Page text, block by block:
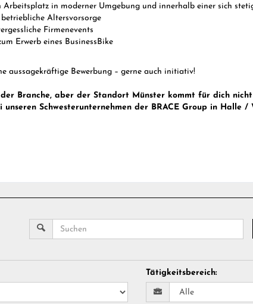
in moderner Umgebung und innerhalb einer sich
Altersvorsorge
Firmenevents
Erwerb eines BusinessBike
aussagekräftige Bewerbung – gerne auch initiativ!
Branche, aber der Standort Münster kommt für dich
unseren Schwesterunternehmen der BRACE Group in Halle
Tätigkeitsbereich: